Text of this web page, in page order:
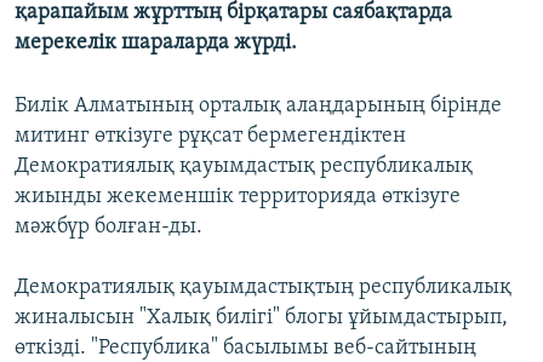
қарапайым жұрттың бірқатары саябақтарда
мерекелік шараларда жүрді.
Билік Алматының орталық алаңдарының бірінде
митинг өткізуге рұқсат бермегендіктен
Демократиялық қауымдастық республикалық
жиынды жекеменшік территорияда өткізуге
мәжбүр болған-ды.
Демократиялық қауымдастықтың республикалық
жиналысын "Халық билігі" блогы ұйымдастырып,
өткізді. "Республика" басылымы веб-сайтының